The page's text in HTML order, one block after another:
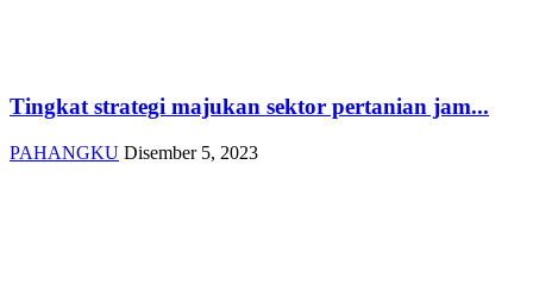
Tingkat strategi majukan sektor pertanian jam...
PAHANGKU Disember 5, 2023